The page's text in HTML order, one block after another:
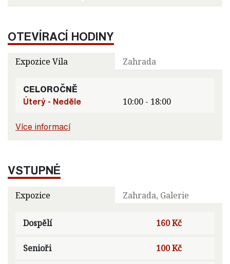
OTEVÍRACÍ HODINY
Expozice Vila Zahrada
CELOROČNĚ
Úterý - Neděle
10:00 - 18:00
Více informací
VSTUPNÉ
Expozice Zahrada, Galerie
Dospělí 160 Kč
Senioři 100 Kč